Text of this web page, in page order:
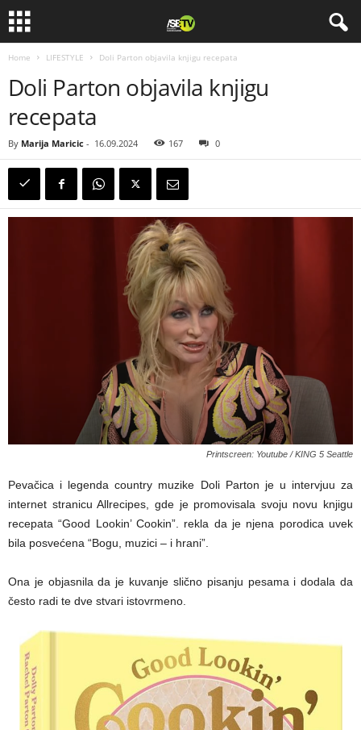
Home LIFESTYLE Doli Parton objavila knjigu recepata
Doli Parton objavila knjigu
recepata
By Marija Maricic - 16.09.2024 167 0
Printscreen: Youtube / KING 5 Seattle
Pevačica i legenda country muzike Doli Parton je u intervjuu za
internet stranicu Allrecipes, gde je promovisala svoju novu knjigu
recepata “Good Lookin’ Cookin”. rekla da je njena porodica uvek
bila posvećena “Bogu, muzici – i hrani”.
Ona je objasnila da je kuvanje slično pisanju pesama i dodala da
često radi te dve stvari istovrmeno.